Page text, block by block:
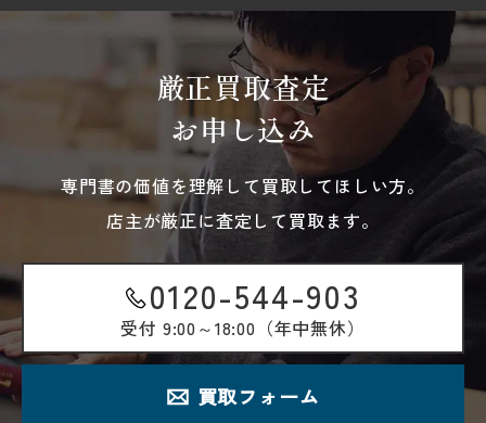
厳正買取査定
お申し込み
専門書の価値を理解して買取してほしい方。
店主が厳正に査定して買取ます。
0120-544-903
受付 9:00～18:00（年中無休）
買取フォーム